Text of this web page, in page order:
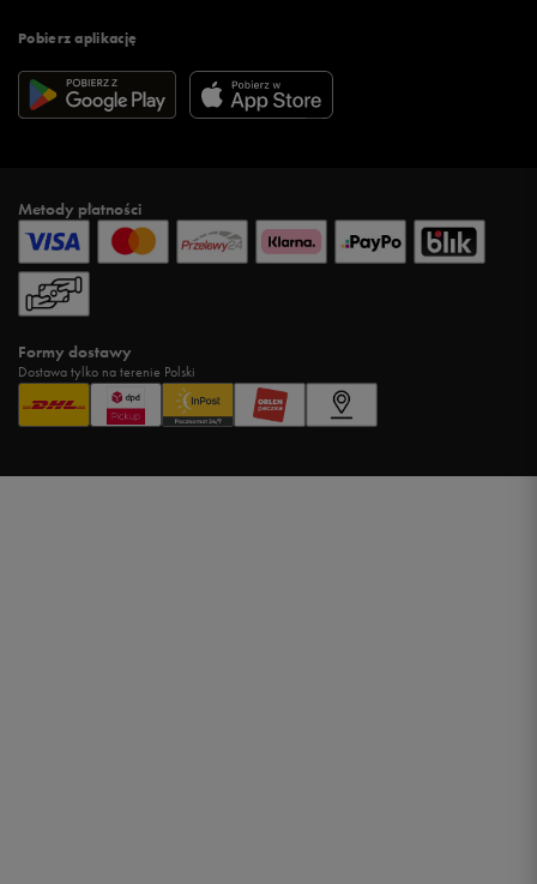
Pobierz aplikację
Metody płatności
Formy dostawy
Dostawa tylko na terenie Polski